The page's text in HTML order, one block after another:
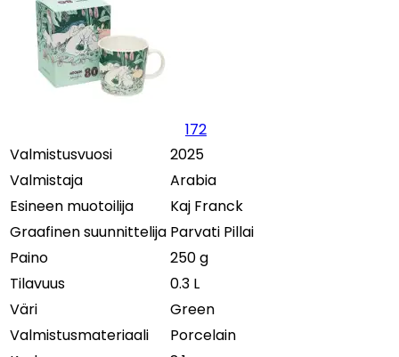
172
Valmistusvuosi
2025
Valmistaja
Arabia
Esineen muotoilija
Kaj Franck
Graafinen suunnittelija Parvati Pillai
Paino
250 g
Tilavuus
0.3 L
Väri
Green
Valmistusmateriaali
Porcelain